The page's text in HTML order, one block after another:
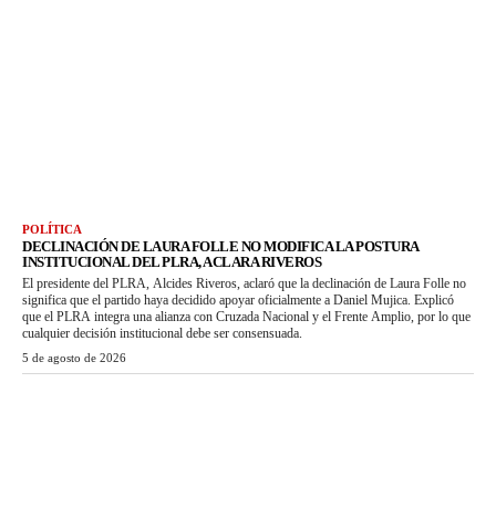
POLÍTICA
DECLINACIÓN DE LAURA FOLLE NO MODIFICA LA POSTURA
INSTITUCIONAL DEL PLRA, ACLARA RIVEROS
El presidente del PLRA, Alcides Riveros, aclaró que la declinación de Laura Folle no
significa que el partido haya decidido apoyar oficialmente a Daniel Mujica. Explicó
que el PLRA integra una alianza con Cruzada Nacional y el Frente Amplio, por lo que
cualquier decisión institucional debe ser consensuada.
5 de agosto de 2026